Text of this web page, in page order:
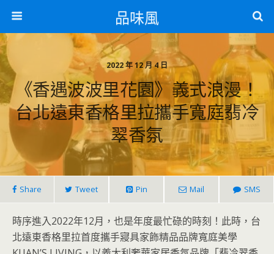
品味風
2022 年 12 月 4 日
《香遇波波里花園》義式浪漫！
台北遠東香格里拉攜手寬庭翡冷
翠香氛
Share Tweet Pin Mail SMS
時序進入2022年12月，也是年度最忙碌的時刻！此時，台
北遠東香格里拉首度攜手寢具家飾精品品牌寬庭美學